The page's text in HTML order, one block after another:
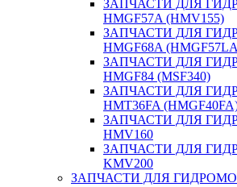
ЗАПЧАСТИ ДЛЯ
HMGF57A (HMV155)
ЗАПЧАСТИ ДЛЯ
HMGF68A
ЗАПЧАСТИ ДЛЯ
HMGF84 (MSF340)
ЗАПЧАСТИ ДЛЯ
HMT36FA
ЗАПЧАСТИ ДЛЯ
HMV160
ЗАПЧАСТИ ДЛЯ
KMV200
ЗАПЧАСТИ ДЛЯ